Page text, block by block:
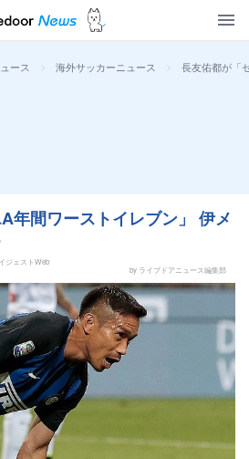
ース > 海外サッカーニュース > 長友佑都が「
年間ワーストイレブン」 伊メ
ジェストWeb
by ライブドアニュース編集部